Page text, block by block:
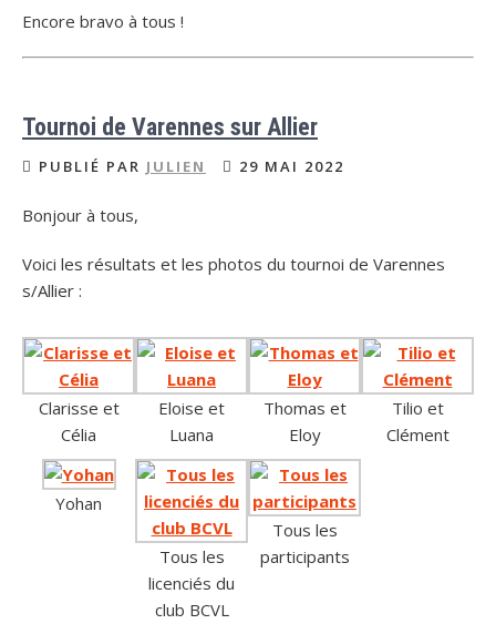
Encore bravo à tous !
Tournoi de Varennes sur Allier
PUBLIÉ PAR JULIEN 29 MAI 2022
Bonjour à tous,
Voici les résultats et les photos du tournoi de Varennes
s/Allier :
Clarisse et
Célia
Eloise et
Luana
Thomas et
Eloy
Tilio et
Clément
Yohan
Tous les
licenciés du
club BCVL
Tous les
participants